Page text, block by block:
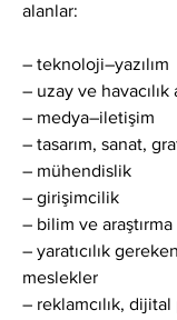
alanlar:
– teknoloji–yazılım
– uzay ve havacılık
– medya–iletişim
– tasarım, sanat,
– mühendislik
– girişimcilik
– bilim ve araştırma
– yaratıcılık
meslekler
– reklamcılık,